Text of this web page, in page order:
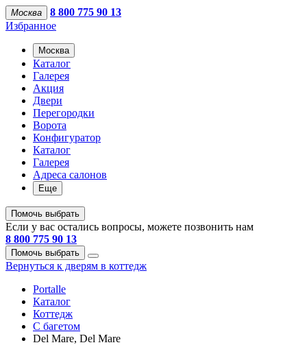
Москва
8 800 775 90 13
Избранное
Москва
Каталог
Галерея
Акция
Двери
Перегородки
Ворота
Конфигуратор
Каталог
Галерея
Адреса салонов
Еще
Помочь выбрать
Если у вас остались вопросы, можете позвонить нам
8 800 775 90 13
Помочь выбрать
Вернуться к дверям в коттедж
Portalle
Каталог
Коттедж
С багетом
Del Mare, Del Mare